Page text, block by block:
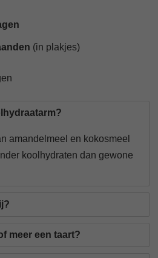
(in plakjes)
amandelmeel en kokosmeel
koolhydraten dan gewone
meer een taart?